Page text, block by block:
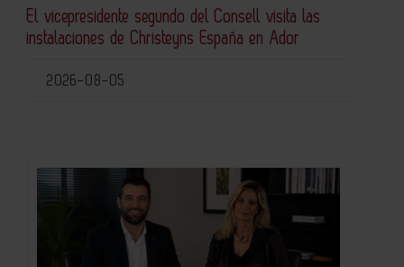
El vicepresidente segundo del Consell visita las
instalaciones de Christeyns España en Ador
2026-08-05